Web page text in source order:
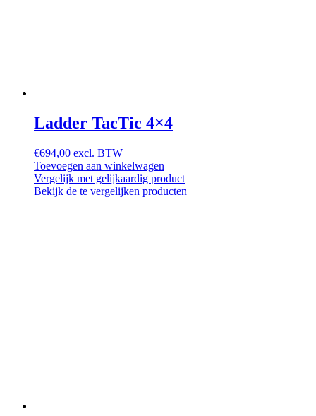
Ladder TacTic 4×4
€694,00 excl. BTW
Toevoegen aan winkelwagen
Vergelijk met gelijkaardig product
Bekijk de te vergelijken producten